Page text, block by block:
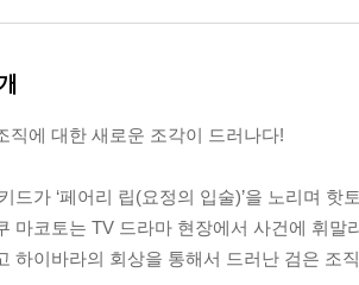
직에 대한 새로운 조각이 드러나다!
드가 ‘페어리 립(요정의 입술)’을 노리며 핫
마코토는 TV 드라마 현장에서 사건에 휘말
하이바라의 회상을 통해서 드러난 검은 조